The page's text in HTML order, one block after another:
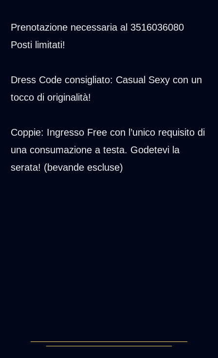
Prenotazione necessaria al 3516036080
Posti limitati!
Dress Code consigliato: Casual Sexy con un
tocco di originalità!
Coppie: Ingresso Free con l’unico requisito di
una consumazione a testa. Godetevi la
serata! (bevande escluse)